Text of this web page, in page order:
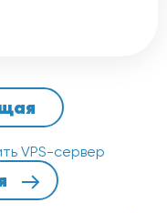
VPS-сервер